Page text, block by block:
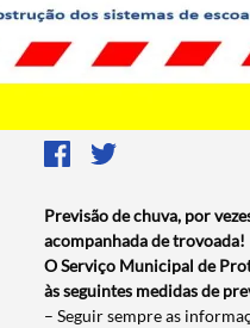
Previsão de chuva, por
acompanhada de trovoada!
O Serviço Municipal de
às seguintes medidas de
– Seguir sempre as